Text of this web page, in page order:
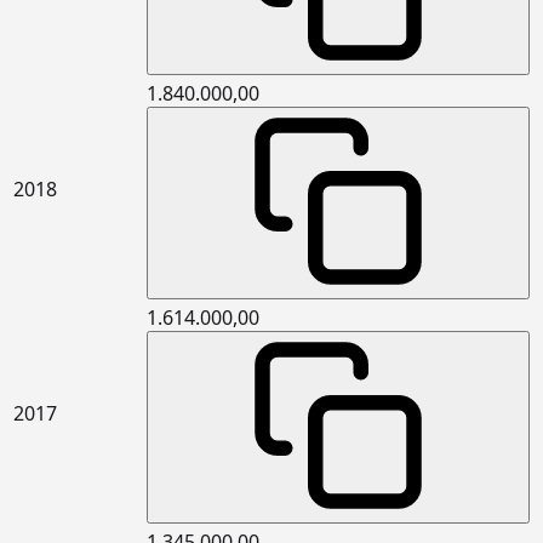
2018
1.840.000,00
2017
1.614.000,00
yatayda (geleneksel gezilebilir teras
5 cm kalınlıkta yüzeye dik çekme
mukavemeti en az 7,5kPa (TR7,5)
taşyünü levhalar ile dış duvarlarda
dıştan ısı yalıtımı ve üzerine ısı
yalıtım sıvası yapılması (Mantolama)
m2
15.341.3002
mukavemeti en az 7,5kPa (TR7,5)
dıştan ısı yalıtımı ve üzerine ısı
yalıtım sıvası yapılması (Mantolama)
Çimento esaslı kendiliğinden
yerleşen (self leveling) harç ile
ortalama 2 mm kalınlıkta zemin
tesviyesi yapılması ve üzerine PVC
esaslı spor zemin malzemeleri ile
kapalı spor zeminlerde döşeme
kaplaması yapılması (P2)
m2
(25 x 33 cm) veya (25 x 40 cm) anma
ebatlarında, her türlü desen ve